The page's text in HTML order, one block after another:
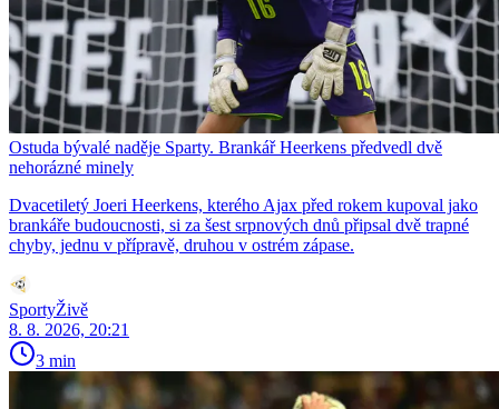
Ostuda bývalé naděje Sparty. Brankář Heerkens předvedl dvě
nehorázné minely
Dvacetiletý Joeri Heerkens, kterého Ajax před rokem kupoval jako
brankáře budoucnosti, si za šest srpnových dnů připsal dvě trapné
chyby, jednu v přípravě, druhou v ostrém zápase.
SportyŽivě
8. 8. 2026, 20:21
3 min